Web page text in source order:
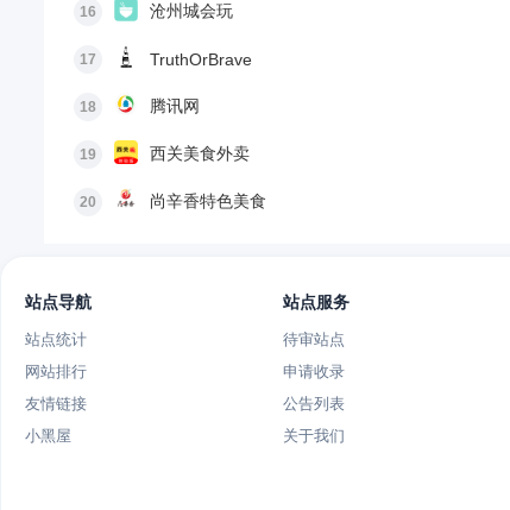
16 沧州城会玩
17 TruthOrBrave
18 腾讯网
19 西关美食外卖
20 尚辛香特色美食
站点导航
站点统计
网站排行
友情链接
小黑屋
站点服务
待审站点
申请收录
公告列表
关于我们